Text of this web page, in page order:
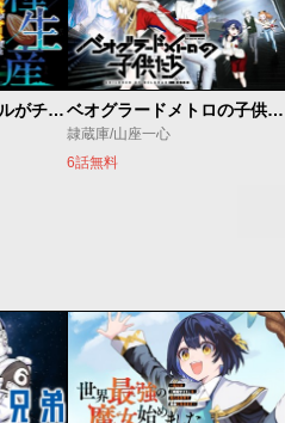
種生産 ～このスキルがチートだとまだ誰も気付いていない～ ベオグラードメトロの子供たち
隷蔵庫/山座一心
6話無料